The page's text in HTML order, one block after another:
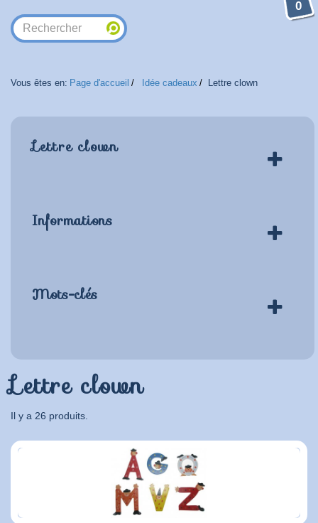
0
Vous êtes en: Page d'accueil Idée cadeaux Lettre clown
Lettre clown
Informations
Mots-clés
Lettre clown
Il y a 26 produits.